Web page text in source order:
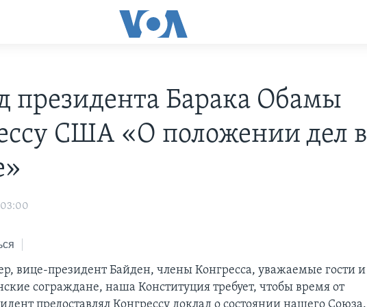
президента Барака Обамы
США «О положении дел в
03:00
вице-президент Байден, члены Конгресса, уважаемые гости и
сограждане, наша Конституция требует, чтобы время от